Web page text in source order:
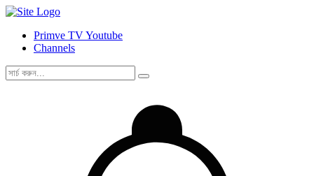
Primve TV Youtube
Channels